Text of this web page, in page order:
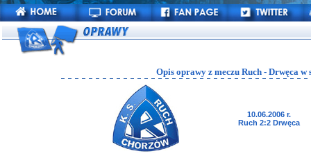
Opis oprawy z meczu Ruch - Drwęca w
10.06.2006 r.
Ruch 2:2 Drwęca